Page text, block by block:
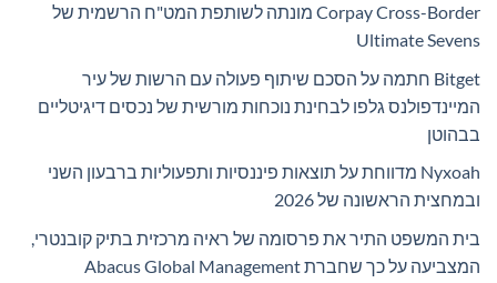
Corpay Cross-Border מונתה לשותפת המט"ח הרשמית של
Ultimate Sevens
Bitget חתמה על הסכם שיתוף פעולה עם הרשות של עיר
המיינדפולנס גלפו לבחינת נוכחות מורשית של נכסים דיגיטליים
בבהוטן
Nyxoah מדווחת על תוצאות פיננסיות ותפעוליות ברבעון השני
ובמחצית הראשונה של 2026
בית המשפט התיר את פרסומה של ראיה מרכזית בתיק קובנטרי,
המצביעה על כך שחברת Abacus Global Management